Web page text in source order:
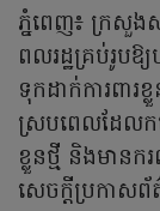
ភ្នំពេញ៖ ក្រសួ
ពលរដ្ឋគ្រប់រូបឱ្
ទុកដាក់ការពារ
ស្របពេលដែលកម្
ខ្លួនថ្មី និងមានក
សេចក្ដីប្រកាស